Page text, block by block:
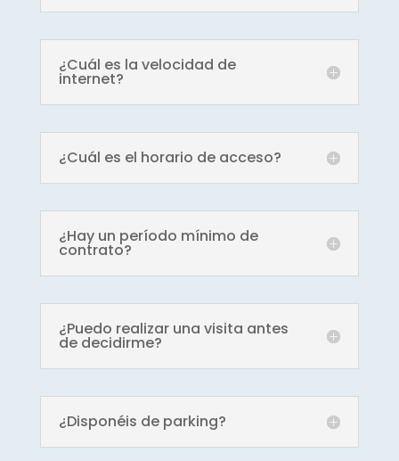
¿Cuál es la velocidad de
internet?
¿Cuál es el horario de acceso?
¿Hay un período mínimo de
contrato?
¿Puedo realizar una visita antes
de decidirme?
¿Disponéis de parking?